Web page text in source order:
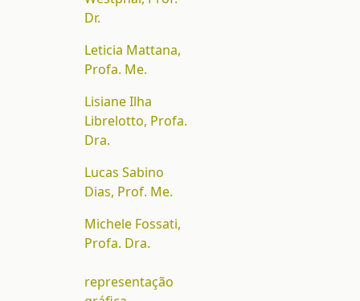
Dr.
Leticia Mattana,
Profa. Me.
Lisiane Ilha
Librelotto, Profa.
Dra.
Lucas Sabino
Dias, Prof. Me.
Michele Fossati,
Profa. Dra.
representação